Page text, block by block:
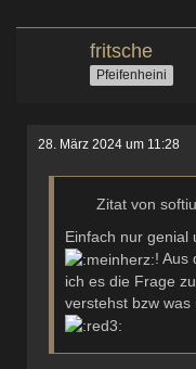
fritsche
Pfeifenheini
28. März 2024 um 11:28
Zitat von
Einfach nur genial
! Aus
ich es die Frage
verstehst bzw was